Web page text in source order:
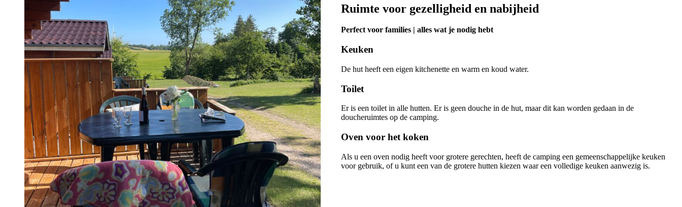
Ruimte voor gezelligheid en nabijheid
Perfect voor families | alles wat je nodig hebt
Keuken
De hut heeft een eigen kitchenette en warm en koud water.
Toilet
Er is een toilet in alle hutten. Er is geen douche in de hut, maar dit kan worden gedaan in de
doucheruimtes op de camping.
Oven voor het koken
Als u een oven nodig heeft voor grotere gerechten, heeft de camping een gemeenschappelijke keuken
voor gebruik, of u kunt een van de grotere hutten kiezen waar een volledige keuken aanwezig is.